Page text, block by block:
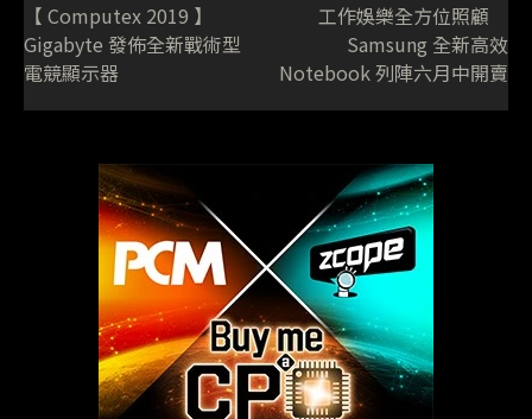
【 Computex 2019 】
Gigabyte 發佈全新戰術型
電競顯示器
工作娛樂全方位照顧
Samsung 全新高效
Notebook 列陣六月中開賣